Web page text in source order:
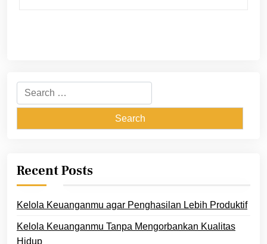
Search
for:
Recent Posts
Kelola Keuanganmu agar Penghasilan Lebih Produktif
Kelola Keuanganmu Tanpa Mengorbankan Kualitas
Hidup